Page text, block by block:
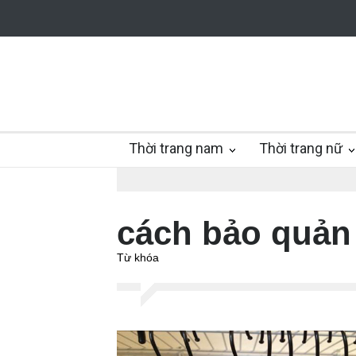
Thời trang nam Thời trang nữ
cách bảo
Từ khóa